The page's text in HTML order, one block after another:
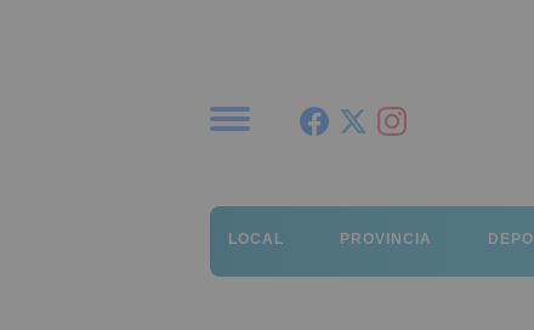
LOCAL PROVINCIA